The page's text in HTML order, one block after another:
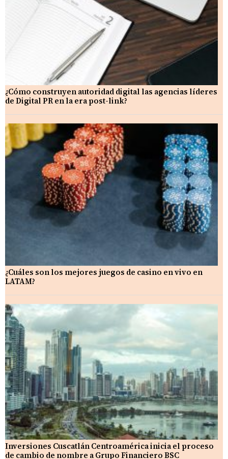
¿Cómo construyen autoridad digital las agencias líderes
de Digital PR en la era post-link?
¿Cuáles son los mejores juegos de casino en vivo en
LATAM?
Inversiones Cuscatlán Centroamérica inicia el proceso
de cambio de nombre a Grupo Financiero BSC